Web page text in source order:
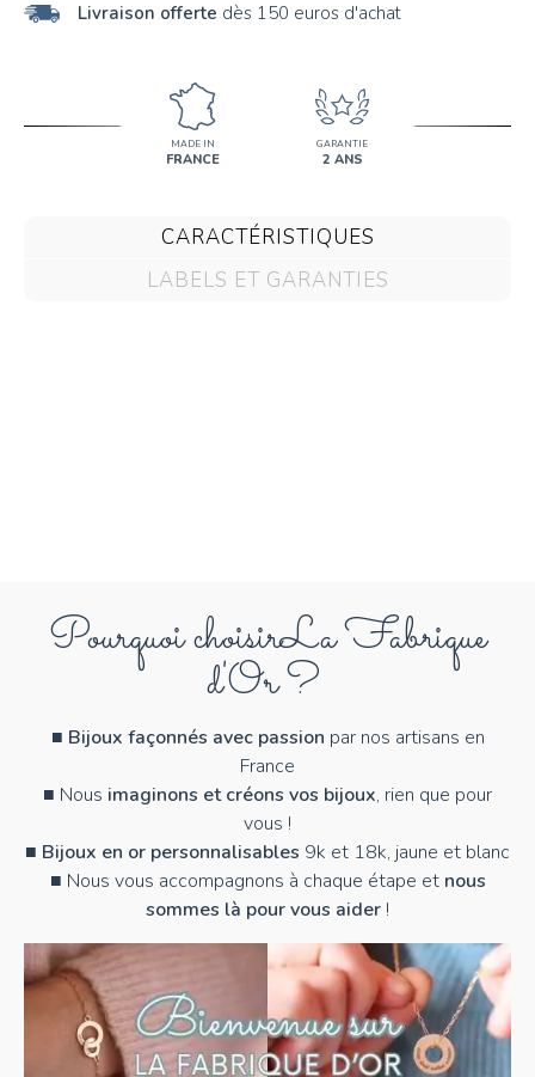
Livraison offerte dès 150 euros d'achat
MADE IN
FRANCE
GARANTIE
2 ANS
CARACTÉRISTIQUES
LABELS ET GARANTIES
Pourquoi choisirLa Fabrique
d'Or ?
■ Bijoux façonnés avec passion par nos artisans en
France
■ Nous imaginons et créons vos bijoux, rien que pour
vous !
■ Bijoux en or personnalisables 9k et 18k, jaune et blanc
■ Nous vous accompagnons à chaque étape et nous
sommes là pour vous aider !